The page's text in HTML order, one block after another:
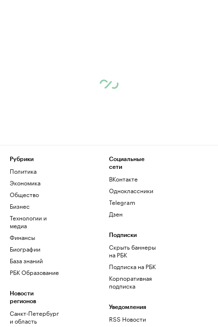
Рубрики
Политика
Экономика
Общество
Бизнес
Технологии и
медиа
Финансы
Биографии
База знаний
РБК Образование
Новости
регионов
Санкт-Петербург
и область
Социальные
сети
ВКонтакте
Одноклассники
Telegram
Дзен
Подписки
Скрыть баннеры
на РБК
Подписка на РБК
Корпоративная
подписка
Уведомления
RSS Новости